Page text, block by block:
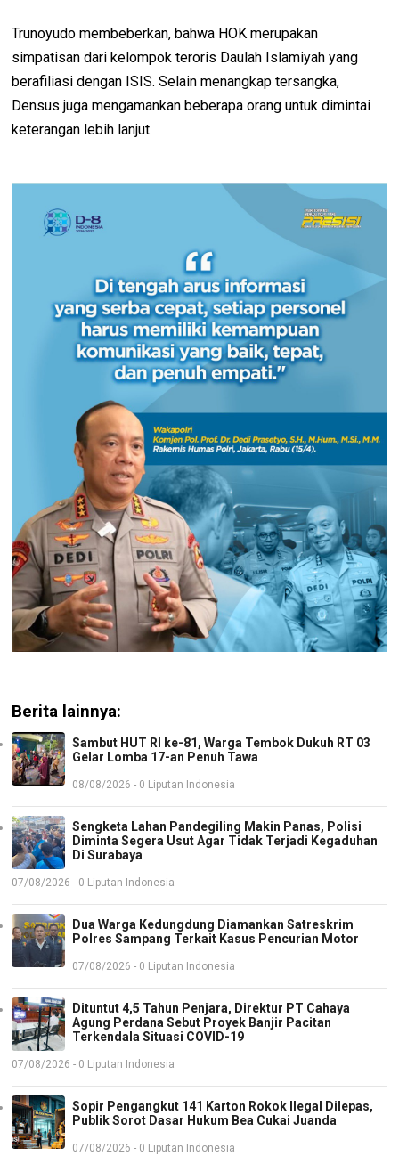
Trunoyudo membeberkan, bahwa HOK merupakan
simpatisan dari kelompok teroris Daulah Islamiyah yang
berafiliasi dengan ISIS. Selain menangkap tersangka,
Densus juga mengamankan beberapa orang untuk dimintai
keterangan lebih lanjut.
Berita lainnya:
Sambut HUT RI ke-81, Warga Tembok Dukuh RT 03
Gelar Lomba 17-an Penuh Tawa
08/08/2026 - 0 Liputan Indonesia
Sengketa Lahan Pandegiling Makin Panas, Polisi
Diminta Segera Usut Agar Tidak Terjadi Kegaduhan
Di Surabaya
07/08/2026 - 0 Liputan Indonesia
Dua Warga Kedungdung Diamankan Satreskrim
Polres Sampang Terkait Kasus Pencurian Motor
07/08/2026 - 0 Liputan Indonesia
Dituntut 4,5 Tahun Penjara, Direktur PT Cahaya
Agung Perdana Sebut Proyek Banjir Pacitan
Terkendala Situasi COVID-19
07/08/2026 - 0 Liputan Indonesia
Sopir Pengangkut 141 Karton Rokok Ilegal Dilepas,
Publik Sorot Dasar Hukum Bea Cukai Juanda
07/08/2026 - 0 Liputan Indonesia